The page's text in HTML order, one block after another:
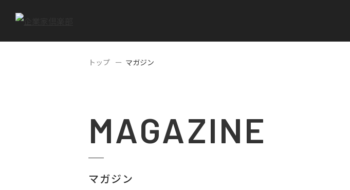
トップ マガジン
MAGAZINE
マガジン